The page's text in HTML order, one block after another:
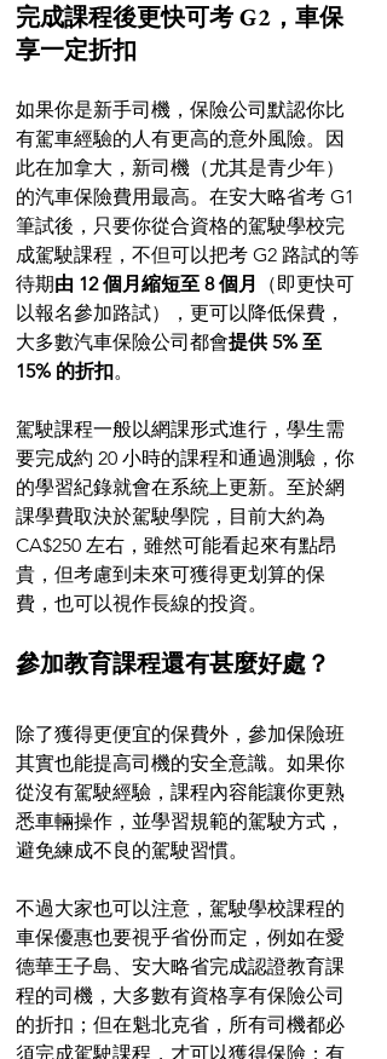
完成課程後更快可考 G2，車保
享一定折扣
如果你是新手司機，保險公司默認你比
有駕車經驗的人有更高的意外風險。因
此在加拿大，新司機（尤其是青少年）
的汽車保險費用最高。在安大略省考 G1
筆試後，只要你從合資格的駕駛學校完
成駕駛課程，不但可以把考 G2 路試的等
待期由 12 個月縮短至 8 個月
（即更快可
以報名參加路試），更可以降低保費，
大多數汽車保險公司都會提供 5% 至
15% 的折扣。
駕駛課程一般以網課形式進行，學生需
要完成約 20 小時的課程和通過測驗，你
的學習紀錄就會在系統上更新。至於網
課學費取決於駕駛學院，目前大約為
CA$250 左右，雖然可能看起來有點昂
貴，但考慮到未來可獲得更划算的保
費，也可以視作長線的投資。
參加教育課程還有甚麼好處？
除了獲得更便宜的保費外，參加保險班
其實也能提高司機的安全意識。如果你
從沒有駕駛經驗，課程內容能讓你更熟
悉車輛操作，並學習規範的駕駛方式，
避免練成不良的駕駛習慣。
不過大家也可以注意，駕駛學校課程的
車保優惠也要視乎省份而定，例如在愛
德華王子島、安大略省完成認證教育課
程的司機，大多數有資格享有保險公司
的折扣；但在魁北克省，所有司機都必
須完成駕駛課程，才可以獲得保險；有